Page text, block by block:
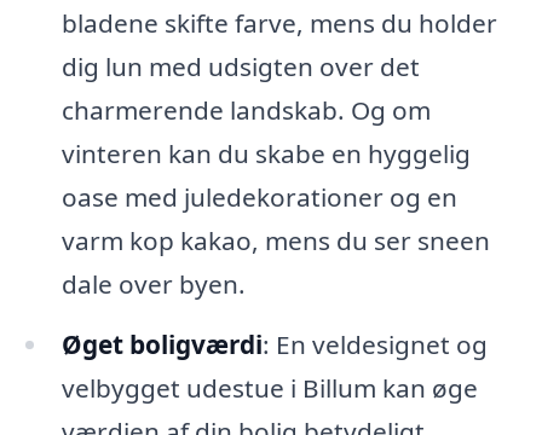
bladene skifte farve, mens du holder
dig lun med udsigten over det
charmerende landskab. Og om
vinteren kan du skabe en hyggelig
oase med juledekorationer og en
varm kop kakao, mens du ser sneen
dale over byen.
Øget boligværdi: En veldesignet og
velbygget udestue i Billum kan øge